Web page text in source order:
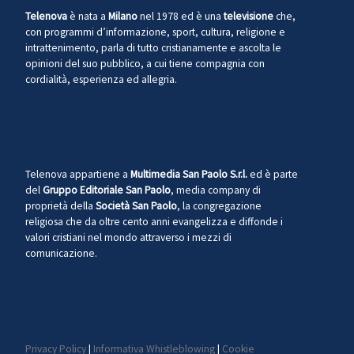
Telenovaè nata a Milanonel 1978 ed è unatelevisioneche,
con programmi d’informazione, sport, cultura, religione e
intrattenimento, parla di tutto cristianamente e ascolta le
opinioni del suo pubblico, a cui tiene compagnia con
cordialità, esperienza ed allegria.
Telenova appartiene a Multimedia San Paolo S.r.l.ed è parte
delGruppo Editoriale San Paolo, media company di
proprietà della Società San Paolo, la congregazione
religiosa che da oltre cento anni evangelizza e diffonde i
valori cristiani nel mondo attraverso i mezzi di
comunicazione.
Privacy Policy| Informativa Whistleblowing| Cookie